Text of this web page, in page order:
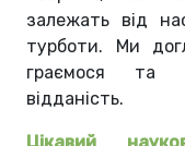
залежать від
турботи. Ми
граємося та
відданість.